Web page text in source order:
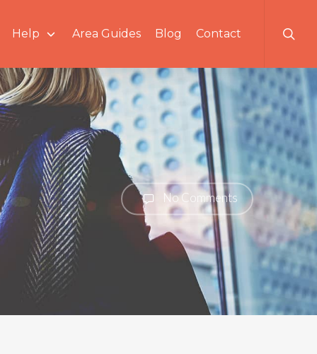
Help Area Guides Blog Contact
No Comments